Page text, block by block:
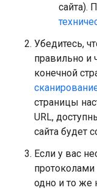
сайта).
Убедитесь,
правильно и
конечной
страницы
URL,
сайта будет
Если у вас
протоколами
одно и то же